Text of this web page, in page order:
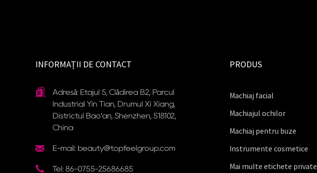
INFORMAȚII DE CONTACT
Adresă: Etajul 5, Clădirea B2, Parcul
Industrial Yin Tian, ​​Drumul Xi Xiang,
Districtul Bao'an, Shenzhen, 518102,
China
E-mail: beauty@topfeelgroup.com
Tel: 86-0755-25686685
PRODUS
Machiaj facial
Machiajul ochilor
Machiaj pentru buze
Instrumente cosmetice
Mai multe etichete private